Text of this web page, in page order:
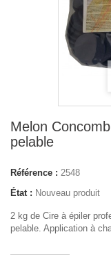
Melon
pelable
Référence : 2548
État : Nouveau produit
2 kg de Cire à épiler
pelable. Application à